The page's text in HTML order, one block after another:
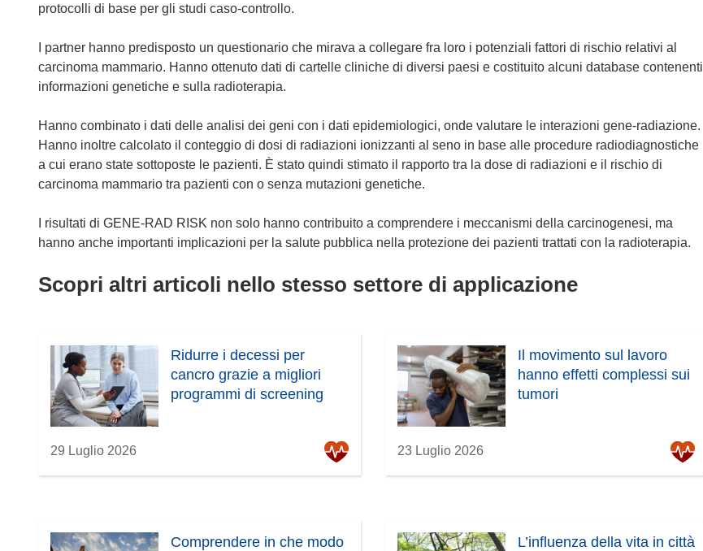
protocolli di base per gli studi caso-controllo.
I partner hanno predisposto un questionario che mirava a collegare fra loro i potenziali fattori di rischio relativi al
carcinoma mammario. Hanno ottenuto dati di cartelle cliniche di diversi paesi e costituito alcuni database contenenti
informazioni genetiche e sulla radioterapia.
Hanno combinato i dati delle analisi dei geni con i dati epidemiologici, onde valutare le interazioni gene-radiazione.
Hanno inoltre calcolato il conteggio di dosi di radiazioni ionizzanti al seno in base alle procedure radiodiagnostiche
a cui erano state sottoposte le pazienti. È stato quindi stimato il rapporto tra la dose di radiazioni e il rischio di
carcinoma mammario tra pazienti con o senza mutazioni genetiche.
I risultati di GENE-RAD RISK non solo hanno contribuito a comprendere i meccanismi della carcinogenesi, ma
hanno anche importanti implicazioni per la salute pubblica nella protezione dei pazienti trattati con la radioterapia.
Scopri altri articoli nello stesso settore di applicazione
Ridurre i decessi per
cancro grazie a migliori
programmi di screening
29 Luglio 2026
Il movimento sul lavoro
hanno effetti complessi sui
tumori
23 Luglio 2026
Comprendere in che modo
L’influenza della vita in città